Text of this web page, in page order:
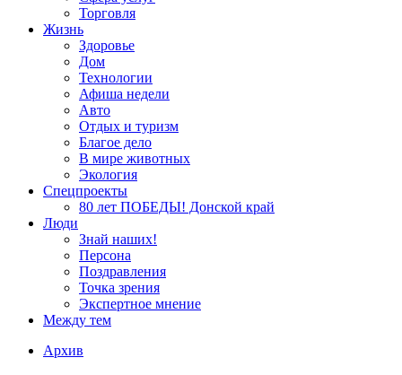
Торговля
Жизнь
Здоровье
Дом
Технологии
Афиша недели
Авто
Отдых и туризм
Благое дело
В мире животных
Экология
Спецпроекты
80 лет ПОБЕДЫ! Донской край
Люди
Знай наших!
Персона
Поздравления
Точка зрения
Экспертное мнение
Между тем
Архив